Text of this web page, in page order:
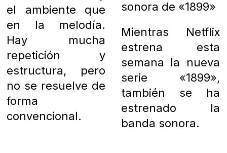
el ambiente que
en la melodía.
Hay mucha
repetición y
estructura, pero
no se resuelve de
forma
convencional.
sonora de «1899»
Mientras Netflix
estrena esta
semana la nueva
serie «1899»,
también se ha
estrenado la
banda sonora.